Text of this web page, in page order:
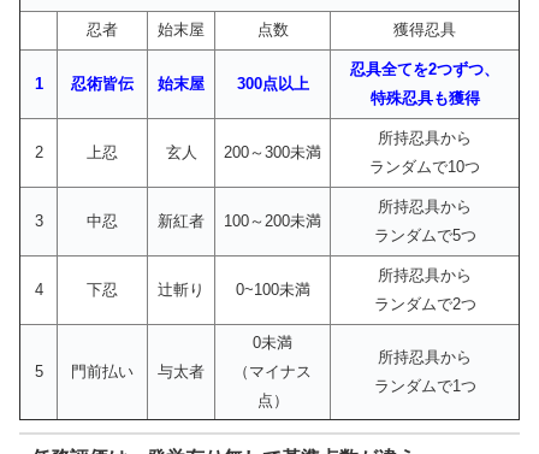
忍者 始末屋 点数 獲得忍具
1 忍術皆伝 始末屋 300点以上
忍具全てを2つずつ、
特殊忍具も獲得
2 上忍 玄人 200～300未満
所持忍具から
ランダムで10つ
3 中忍 新紅者 100～200未満
所持忍具から
ランダムで5つ
4 下忍 辻斬り 0~100未満
所持忍具から
ランダムで2つ
5 門前払い 与太者
0未満
（マイナス
点）
所持忍具から
ランダムで1つ